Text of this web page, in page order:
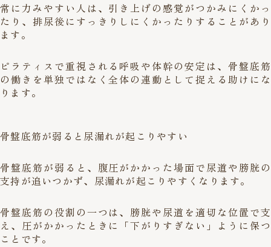
常に力みやすい人は、引き上げの感覚がつかみにくかっ
たり、排尿後にすっきりしにくかったりすることがあり
ます。
ピラティスで重視される呼吸や体幹の安定は、骨盤底筋
の働きを単独ではなく全体の連動として捉える助けにな
ります。
骨盤底筋が弱ると尿漏れが起こりやすい
骨盤底筋が弱ると、腹圧がかかった場面で尿道や膀胱の
支持が追いつかず、尿漏れが起こりやすくなります。
骨盤底筋の役割の一つは、膀胱や尿道を適切な位置で支
え、圧がかかったときに「下がりすぎない」ように保つ
ことです。